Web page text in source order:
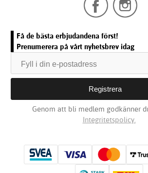
Få de bästa erbjudandena först!
Prenumerera på vårt nyhetsbrev idag
Genom att bli medlem godkänner
Integritetspolicy.